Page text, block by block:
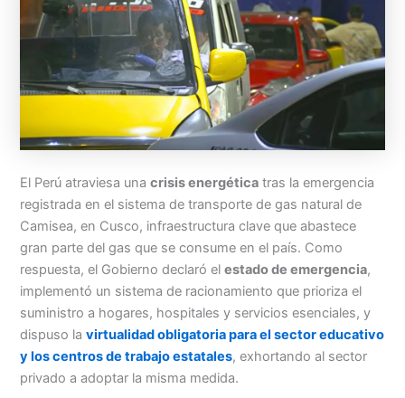
Menu
El Perú atraviesa unacrisis energética tras la emergencia
registrada en el sistema de transporte de gas natural de
Camisea, en Cusco, infraestructura clave que abastece
gran parte del gas que se consume en el país. Como
respuesta, el Gobierno declaró elestado de emergencia,
implementó un sistema de racionamiento que prioriza el
suministro a hogares, hospitales y servicios esenciales, y
dispuso lavirtualidad obligatoria para el sector educativo
y los centros de trabajo estatales, exhortando al sector
privado a adoptar la misma medida.